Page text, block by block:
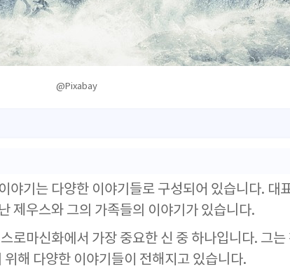
@Pixabay
야기는 다양한 이야기들로 구성되어 있습니다. 대
제우스와 그의 가족들의 이야기가 있습니다.
로마신화에서 가장 중요한 신 중 하나입니다. 그는
해 다양한 이야기들이 전해지고 있습니다.